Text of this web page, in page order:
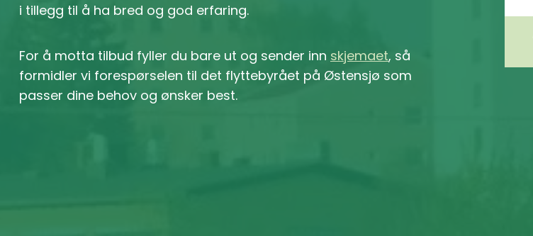
i tillegg til å ha bred og god erfaring.
For å motta tilbud fyller du bare ut og sender inn skjemaet, så
formidler vi forespørselen til det flyttebyrået på Østensjø som
passer dine behov og ønsker best.